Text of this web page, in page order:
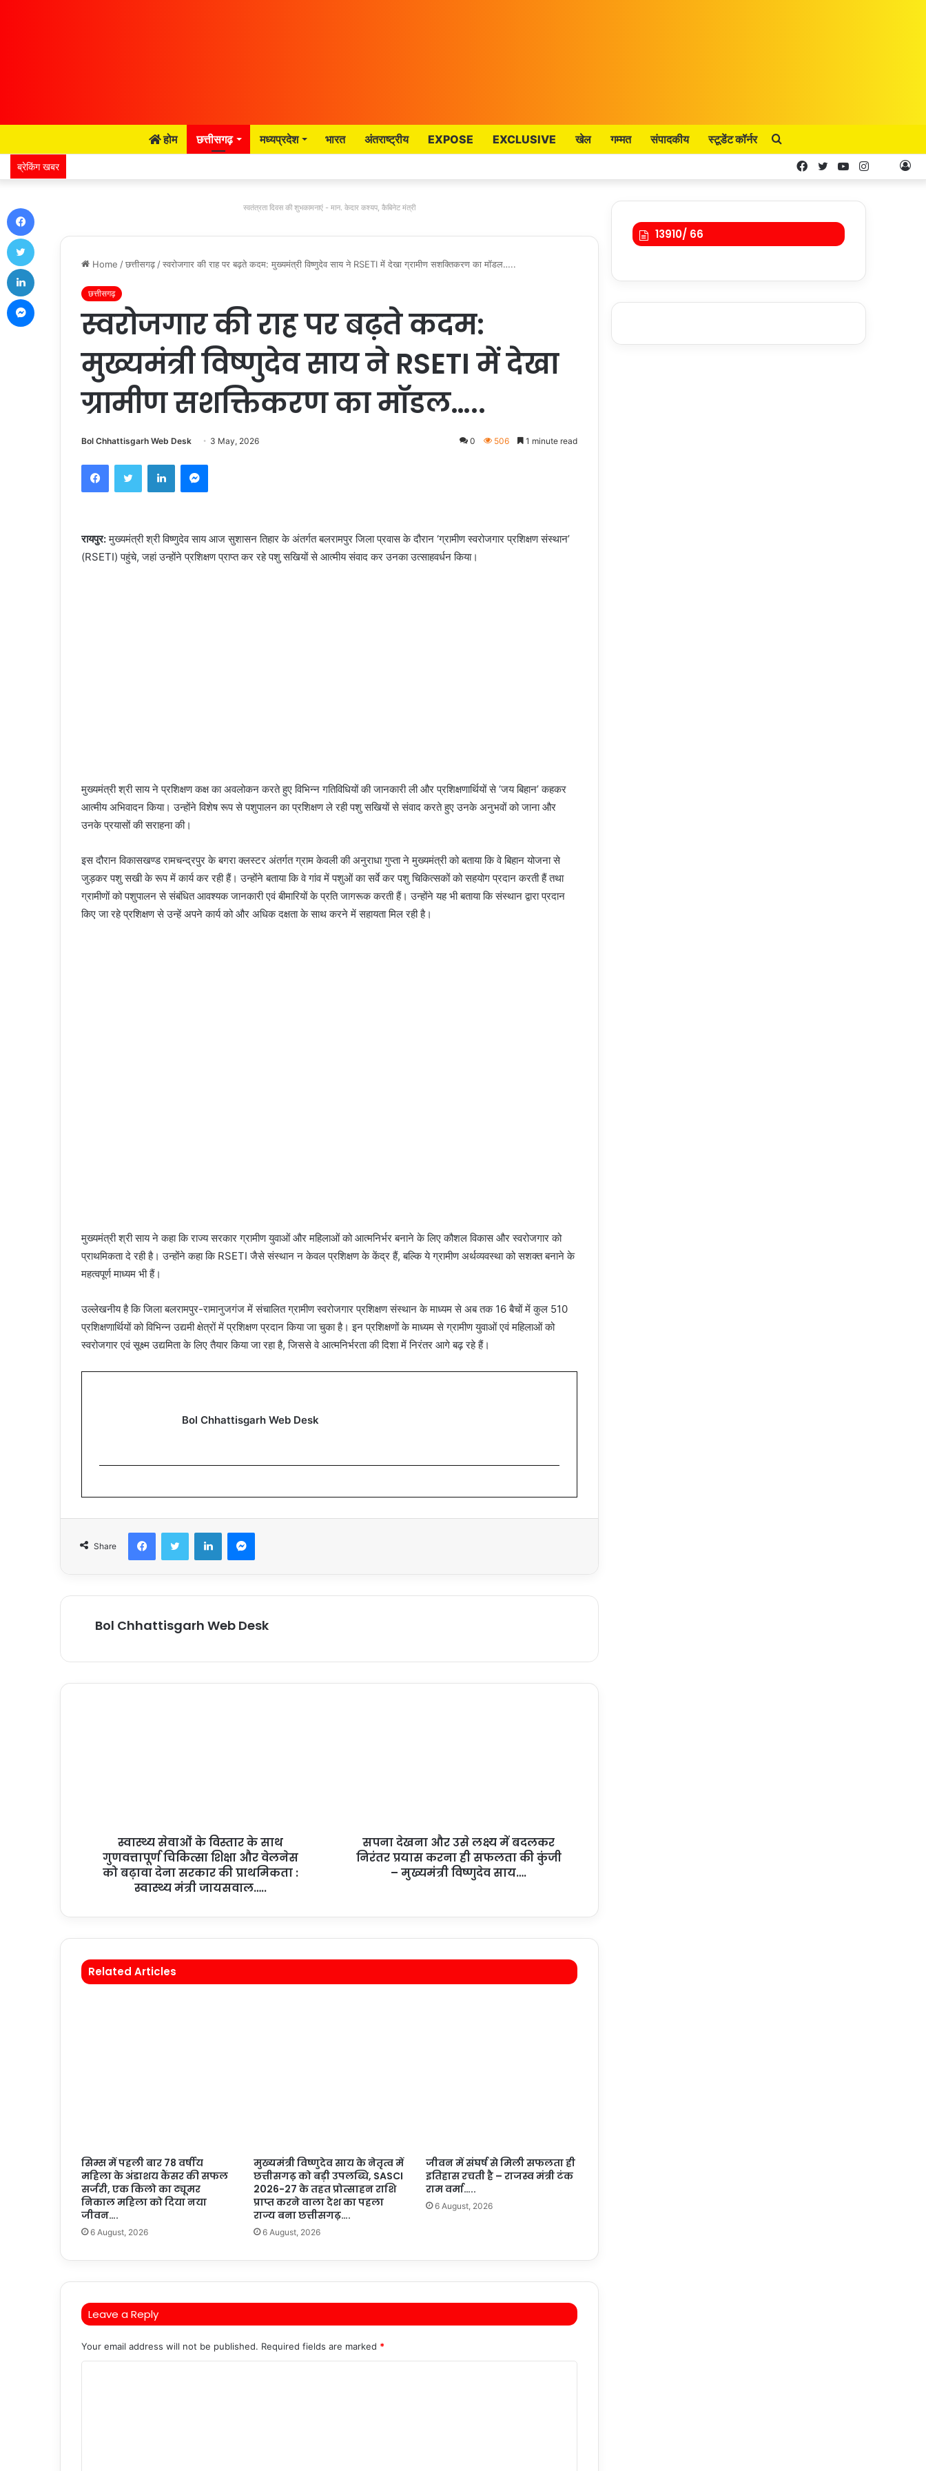
होम छत्तीसगढ़ मध्यप्रदेश भारत अंतराष्ट्रीय EXPOSE EXCLUSIVE खेल गम्मत संपादकीय स्टूडेंट कॉर्नर
for
ब्रेकिंग खबर Instagram
YouTube
Twitter
Facebook
स्वतंत्रता दिवस की शुभकामनाएं - मान. केदार कश्यप, कैबिनेट मंत्री
Home /छत्तीसगढ़ /स्वरोजगार की राह पर बढ़ते कदम: मुख्यमंत्री विष्णुदेव साय ने RSETI में देखा ग्रामीण सशक्तिकरण का मॉडल…..
छत्तीसगढ़
स्वरोजगार की राह पर बढ़ते कदम:
मुख्यमंत्री विष्णुदेव साय ने RSETI में देखा
ग्रामीण सशक्तिकरण का मॉडल…..
Bol Chhattisgarh Web Desk 3 May, 2026 0 506 1 minute read
रायपुर:मुख्यमंत्री श्री विष्णुदेव साय आज सुशासन तिहार के अंतर्गत बलरामपुर जिला प्रवास के दौरान ‘ग्रामीण स्वरोजगार प्रशिक्षण संस्थान’
(RSETI) पहुंचे, जहां उन्होंने प्रशिक्षण प्राप्त कर रहे पशु सखियों से आत्मीय संवाद कर उनका उत्साहवर्धन किया।
मुख्यमंत्री श्री साय ने प्रशिक्षण कक्ष का अवलोकन करते हुए विभिन्न गतिविधियों की जानकारी ली और प्रशिक्षणार्थियों से ‘जय बिहान’ कहकर
आत्मीय अभिवादन किया। उन्होंने विशेष रूप से पशुपालन का प्रशिक्षण ले रही पशु सखियों से संवाद करते हुए उनके अनुभवों को जाना और
उनके प्रयासों की सराहना की।
इस दौरान विकासखण्ड रामचन्द्रपुर के बगरा क्लस्टर अंतर्गत ग्राम केवली की अनुराधा गुप्ता ने मुख्यमंत्री को बताया कि वे बिहान योजना से
जुड़कर पशु सखी के रूप में कार्य कर रही हैं। उन्होंने बताया कि वे गांव में पशुओं का सर्वे कर पशु चिकित्सकों को सहयोग प्रदान करती हैं तथा
ग्रामीणों को पशुपालन से संबंधित आवश्यक जानकारी एवं बीमारियों के प्रति जागरूक करती हैं। उन्होंने यह भी बताया कि संस्थान द्वारा प्रदान
किए जा रहे प्रशिक्षण से उन्हें अपने कार्य को और अधिक दक्षता के साथ करने में सहायता मिल रही है।
मुख्यमंत्री श्री साय ने कहा कि राज्य सरकार ग्रामीण युवाओं और महिलाओं को आत्मनिर्भर बनाने के लिए कौशल विकास और स्वरोजगार को
प्राथमिकता दे रही है। उन्होंने कहा कि RSETI जैसे संस्थान न केवल प्रशिक्षण के केंद्र हैं, बल्कि ये ग्रामीण अर्थव्यवस्था को सशक्त बनाने के
महत्वपूर्ण माध्यम भी हैं।
उल्लेखनीय है कि जिला बलरामपुर-रामानुजगंज में संचालित ग्रामीण स्वरोजगार प्रशिक्षण संस्थान के माध्यम से अब तक 16 बैचों में कुल 510
प्रशिक्षणार्थियों को विभिन्न उद्यमी क्षेत्रों में प्रशिक्षण प्रदान किया जा चुका है। इन प्रशिक्षणों के माध्यम से ग्रामीण युवाओं एवं महिलाओं को
स्वरोजगार एवं सूक्ष्म उद्यमिता के लिए तैयार किया जा रहा है, जिससे वे आत्मनिर्भरता की दिशा में निरंतर आगे बढ़ रहे हैं।
Bol Chhattisgarh Web Desk
Share
Bol Chhattisgarh Web Desk
स्वास्थ्य सेवाओं के विस्तार के साथ
गुणवत्तापूर्ण चिकित्सा शिक्षा और वेलनेस
को बढ़ावा देना सरकार की प्राथमिकता :
स्वास्थ्य मंत्री जायसवाल…..
सपना देखना और उसे लक्ष्य में बदलकर
निरंतर प्रयास करना ही सफलता की कुंजी
– मुख्यमंत्री विष्णुदेव साय….
Related Articles
सिम्स में पहली बार 78 वर्षीय
महिला के अंडाशय कैंसर की सफल
सर्जरी, एक किलो का ट्यूमर
निकाल महिला को दिया नया
जीवन….
6 August, 2026
मुख्यमंत्री विष्णुदेव साय के नेतृत्व में
छत्तीसगढ़ को बड़ी उपलब्धि, SASCI
2026-27 के तहत प्रोत्साहन राशि
प्राप्त करने वाला देश का पहला
राज्य बना छत्तीसगढ़….
6 August, 2026
जीवन में संघर्ष से मिली सफलता ही
इतिहास रचती है – राजस्व मंत्री टंक
राम वर्मा…..
6 August, 2026
Leave a Reply
Your email address will not be published. Required fields are marked *
13910/ 66
Twitter
Messenger